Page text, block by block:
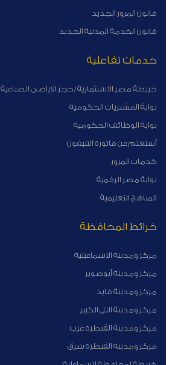
قانون المرور الجديد
قانون الخدمة المدنية الجديد
خدمات تفاعلية
خريطة مصر الاستثمارية لحجز الاراضى الصناعية
بوابة المشتريات الحكومية
بوابة الوظائف الحكومية
أستعلم عن فاتورة التليفون
خدمات المرور
بوابة مصر الرقمية
المناهج التعليمية
خرائط المحافظة
مركز ومدينة الاسماعيلية
مركز ومدينة أبوصوير
مركز ومدينة فايد
مركز ومدينة التل الكبير
مركز ومدينة القنطرة غرب
مركز ومدينة القنطرة شرق